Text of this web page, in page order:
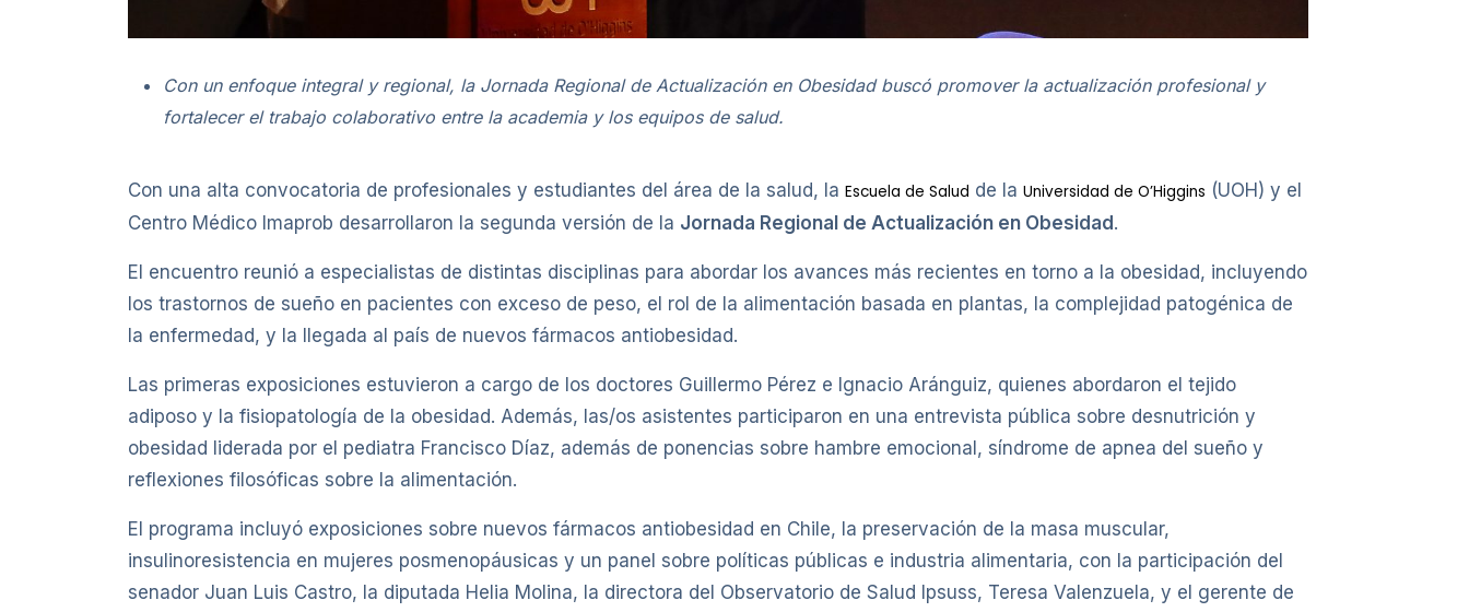
Con un enfoque integral y regional, la Jornada Regional de Actualización en Obesidad buscó promover la actualización profesional y
fortalecer el trabajo colaborativo entre la academia y los equipos de salud.
Con una alta convocatoria de profesionales y estudiantes del área de la salud, la Escuela de Salud de la Universidad de O’Higgins (UOH) y el
Centro Médico Imaprob desarrollaron la segunda versión de la Jornada Regional de Actualización en Obesidad .
El encuentro reunió a especialistas de distintas disciplinas para abordar los avances más recientes en torno a la obesidad, incluyendo
los trastornos de sueño en pacientes con exceso de peso, el rol de la alimentación basada en plantas, la complejidad patogénica de
la enfermedad, y la llegada al país de nuevos fármacos antiobesidad.
Las primeras exposiciones estuvieron a cargo de los doctores Guillermo Pérez e Ignacio Aránguiz, quienes abordaron el tejido
adiposo y la fisiopatología de la obesidad. Además, las/os asistentes participaron en una entrevista pública sobre desnutrición y
obesidad liderada por el pediatra Francisco Díaz, además de ponencias sobre hambre emocional, síndrome de apnea del sueño y
reflexiones filosóficas sobre la alimentación.
El programa incluyó exposiciones sobre nuevos fármacos antiobesidad en Chile, la preservación de la masa muscular,
insulinoresistencia en mujeres posmenopáusicas y un panel sobre políticas públicas e industria alimentaria, con la participación del
senador Juan Luis Castro, la diputada Helia Molina, la directora del Observatorio de Salud Ipsuss, Teresa Valenzuela, y el gerente de